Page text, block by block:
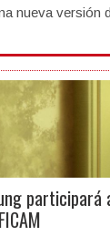
nueva versión